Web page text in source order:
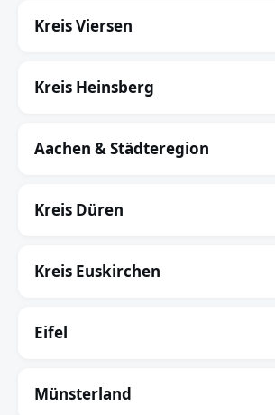
Kreis Viersen
Kreis Heinsberg
Aachen & Städteregion
Kreis Düren
Kreis Euskirchen
Eifel
Münsterland